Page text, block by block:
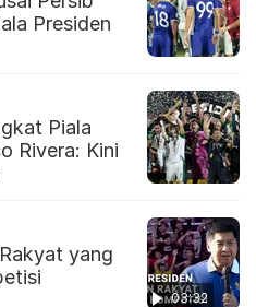
Presiden
Piala
Rivera: Kini
03:32
yang